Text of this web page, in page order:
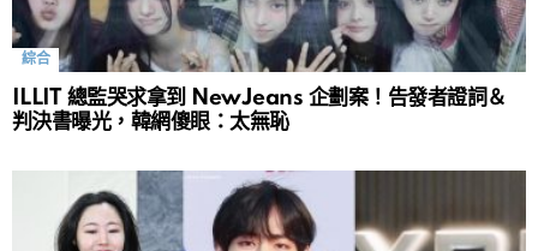
綜合
ILLIT 總監哭求拿到 NewJeans 企劃案！告發者證詞＆
判決書曝光，韓網傻眼：太無恥